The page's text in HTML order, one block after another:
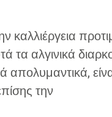
καλλιέργεια
τα αλγινικά
απολυμαντικά,
την